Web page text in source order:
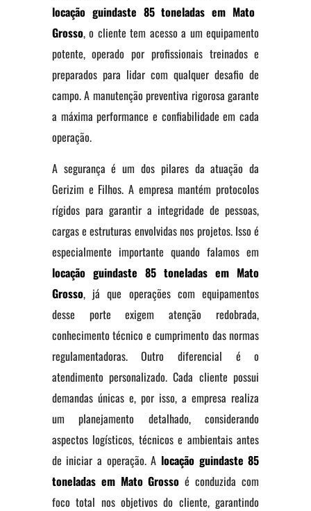
locação guindaste 85 toneladas em Mato
Grosso, o cliente tem acesso a um equipamento
potente, operado por profissionais treinados e
preparados para lidar com qualquer desafio de
campo. A manutenção preventiva rigorosa garante
a máxima performance e confiabilidade em cada
operação.
A segurança é um dos pilares da atuação da
Gerizim e Filhos. A empresa mantém protocolos
rígidos para garantir a integridade de pessoas,
cargas e estruturas envolvidas nos projetos. Isso é
especialmente importante quando falamos em
locação guindaste 85 toneladas em Mato
Grosso, já que operações com equipamentos
desse porte exigem atenção redobrada,
conhecimento técnico e cumprimento das normas
regulamentadoras. Outro diferencial é o
atendimento personalizado. Cada cliente possui
demandas únicas e, por isso, a empresa realiza
um planejamento detalhado, considerando
aspectos logísticos, técnicos e ambientais antes
de iniciar a operação. A locação guindaste 85
toneladas em Mato Grosso é conduzida com
foco total nos objetivos do cliente, garantindo